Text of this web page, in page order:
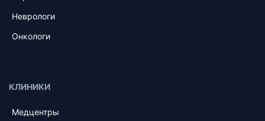
Неврологи
Онкологи
КЛИНИКИ
Медцентры